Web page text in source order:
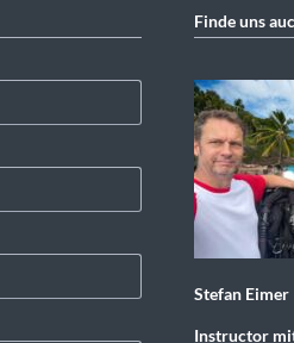
Finde uns
Stefan Eimer
Instructor